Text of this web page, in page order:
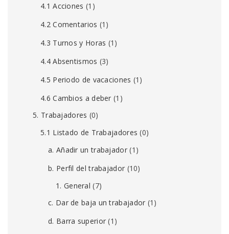
4.1 Acciones (1)
4.2 Comentarios (1)
4.3 Turnos y Horas (1)
4.4 Absentismos (3)
4.5 Periodo de vacaciones (1)
4.6 Cambios a deber (1)
5. Trabajadores (0)
5.1 Listado de Trabajadores (0)
a. Añadir un trabajador(1)
b. Perfil del trabajador (10)
1. General (7)
c. Dar de baja un trabajador (1)
d. Barra superior (1)